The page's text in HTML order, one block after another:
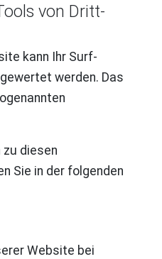
von Dritt­
kann Ihr Surf-
werden. Das
diesen
Sie in der folgenden
Website bei